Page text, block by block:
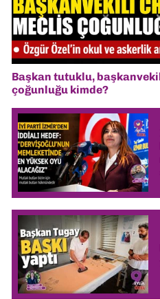
Başkan tutuklu,
çoğunluğu kimde?